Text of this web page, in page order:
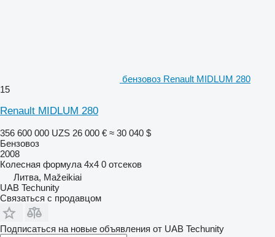
бензовоз Renault MIDLUM 280
15
Renault MIDLUM 280
356 600 000 UZS 26 000 € ≈ 30 040 $
Бензовоз
2008
Колесная формула 4x4 0 отсеков
Литва, Mažeikiai
UAB Techunity
Связаться с продавцом
Подписаться на новые объявления от UAB Techunity